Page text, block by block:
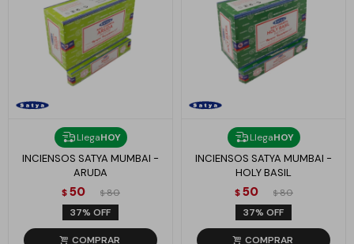
LlegaHOY
INCIENSOS SATYA MUMBAI -
ARUDA
$ 50 $ 80
37
LlegaHOY
INCIENSOS SATYA MUMBAI -
HOLY BASIL
$ 50 $ 80
37